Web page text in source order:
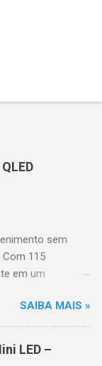
sem
Com 115
em um
Mini LED 115” :
e cores
e
AiPQ :
SAIBA MAIS »
LED –